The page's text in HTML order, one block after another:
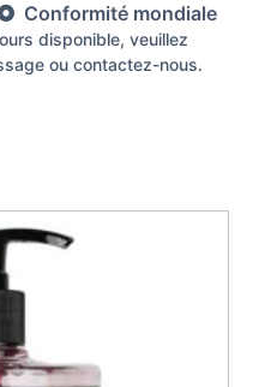
Conformité mondiale
disponible, veuillez
ou contactez-nous.